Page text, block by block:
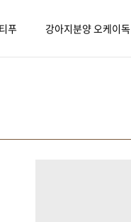
푸 강아지분양 오케이독